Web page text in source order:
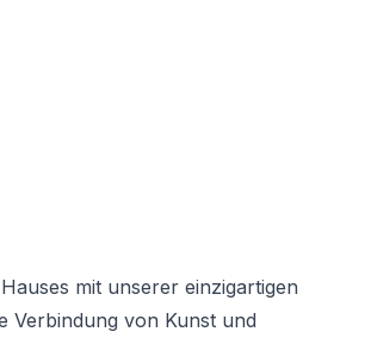
mit unserer einzigartigen
Verbindung von Kunst und